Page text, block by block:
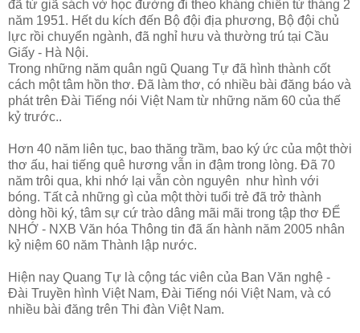
đã từ giã sách vở học đường đi theo kháng chiến từ tháng 2
năm 1951. Hết du kích đến Bộ đội địa phương, Bộ đội chủ
lực rồi chuyển ngành, đã nghỉ hưu và thường trú tại Cầu
Giấy - Hà Nội.
Trong những năm quân ngũ Quang Tự đã hình thành cốt
cách một tâm hồn thơ. Đã làm thơ, có nhiều bài đăng báo và
phát trên Đài Tiếng nói Việt Nam từ những năm 60 của thế
kỷ trước..
Hơn 40 năm liên tục, bao thăng trầm, bao ký ức của một thời
thơ ấu, hai tiếng quê hương vẫn in đậm trong lòng. Đã 70
năm trôi qua, khi nhớ lại vẫn còn nguyên như hình với
bóng. Tất cả những gì của một thời tuổi trẻ đã trở thành
dòng hồi ký, tâm sự cứ trào dâng mãi mãi trong tập thơ ĐỂ
NHỚ - NXB Văn hóa Thông tin đã ấn hành năm 2005 nhân
kỷ niệm 60 năm Thành lập nước.
Hiện nay Quang Tự là cộng tác viên của Ban Văn nghệ -
Đài Truyền hình Việt Nam, Đài Tiếng nói Việt Nam, và có
nhiều bài đăng trên Thi đàn Việt Nam.